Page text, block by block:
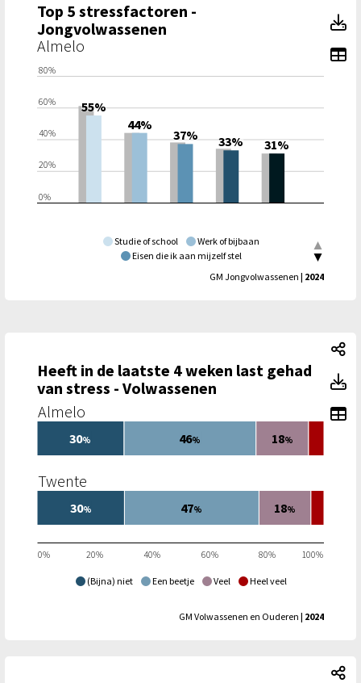
Top 5 stressfactoren -
Jongvolwassenen
Almelo
Studie of school
Werk of bijbaan
Eisen die ik aan mijzelf stel
0%
20%
40%
60%
80%
55%
44%
37% 33% 31%
GM Jongvolwassenen | 2024
Heeft in de laatste 4 weken last gehad
van stress - Volwassenen
(Bijna) niet Een beetje Veel Heel veel
0% 20% 40% 60% 80% 100%
Twente
Almelo
30%
30%
47%
46%
18%
18%
GM Volwassenen en Ouderen | 2024